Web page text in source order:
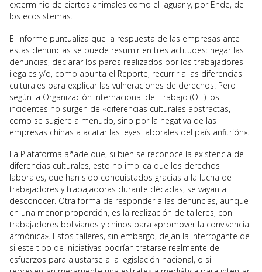
exterminio de ciertos animales como el jaguar y, por Ende, de
los ecosistemas.
El informe puntualiza que la respuesta de las empresas ante
estas denuncias se puede resumir en tres actitudes: negar las
denuncias, declarar los paros realizados por los trabajadores
ilegales y/o, como apunta el Reporte, recurrir a las diferencias
culturales para explicar las vulneraciones de derechos. Pero
según la Organización Internacional del Trabajo (OIT) los
incidentes no surgen de «diferencias culturales abstractas,
como se sugiere a menudo, sino por la negativa de las
empresas chinas a acatar las leyes laborales del país anfitrión».
La Plataforma añade que, si bien se reconoce la existencia de
diferencias culturales, esto no implica que los derechos
laborales, que han sido conquistados gracias a la lucha de
trabajadores y trabajadoras durante décadas, se vayan a
desconocer. Otra forma de responder a las denuncias, aunque
en una menor proporción, es la realización de talleres, con
trabajadores bolivianos y chinos para «promover la convivencia
armónica». Estos talleres, sin embargo, dejan la interrogante de
si este tipo de iniciativas podrían tratarse realmente de
esfuerzos para ajustarse a la legislación nacional, o si